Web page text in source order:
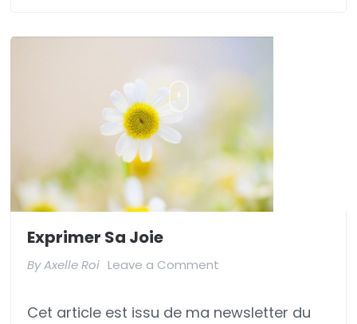
Exprimer Sa Joie
ByAxelle Roi Leave a Comment
sa
Cet article est issu de ma newsletter du